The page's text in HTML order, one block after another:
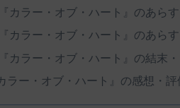
カラー・オブ・ハート』のあらす
カラー・オブ・ハート』のあらす
カラー・オブ・ハート』の結末・
ラー・オブ・ハート』の感想・評